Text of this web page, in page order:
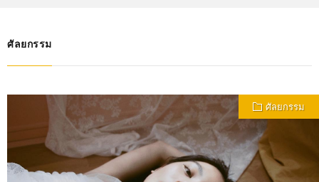
ศัลยกรรม
ศัลยกรรม